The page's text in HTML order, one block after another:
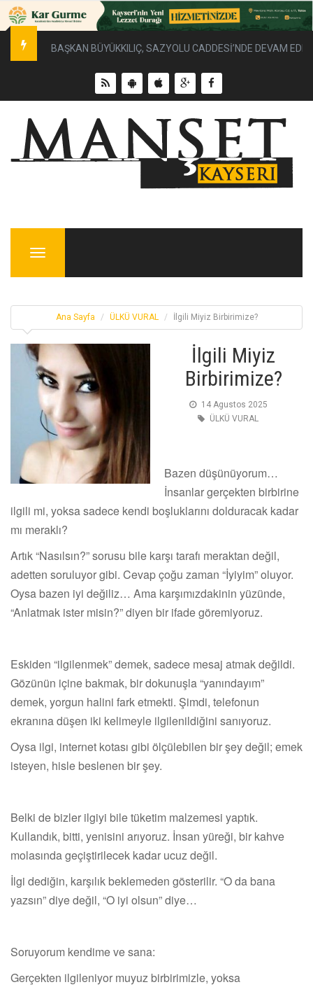
BAŞKAN BÜYÜKKILIÇ, SAZYOLU CADDESİ’NDE DEVAM
Menu
Ana Sayfa ÜLKÜ VURAL İlgili Miyiz Birbirimize?
İlgili Miyiz
Birbirimize?
14 Agustos 2025
ÜLKÜ VURAL
Bazen düşünüyorum…
İnsanlar gerçekten birbirine
ilgili mi, yoksa sadece kendi boşluklarını dolduracak kadar
mı meraklı?
Artık “Nasılsın?” sorusu bile karşı tarafı meraktan değil,
adetten soruluyor gibi. Cevap çoğu zaman “İyiyim” oluyor.
Oysa bazen iyi değiliz… Ama karşımızdakinin yüzünde,
“Anlatmak ister misin?” diyen bir ifade göremiyoruz.
Eskiden “ilgilenmek” demek, sadece mesaj atmak değildi.
Gözünün içine bakmak, bir dokunuşla “yanındayım”
demek, yorgun halini fark etmekti. Şimdi, telefonun
ekranına düşen iki kelimeyle ilgilenildiğini sanıyoruz.
Oysa ilgi, internet kotası gibi ölçülebilen bir şey değil; emek
isteyen, hisle beslenen bir şey.
Belki de bizler ilgiyi bile tüketim malzemesi yaptık.
Kullandık, bitti, yenisini arıyoruz. İnsan yüreği, bir kahve
molasında geçiştirilecek kadar ucuz değil.
İlgi dediğin, karşılık beklemeden gösterilir. “O da bana
yazsın” diye değil, “O iyi olsun” diye…
Soruyorum kendime ve sana:
Gerçekten ilgileniyor muyuz birbirimizle, yoksa